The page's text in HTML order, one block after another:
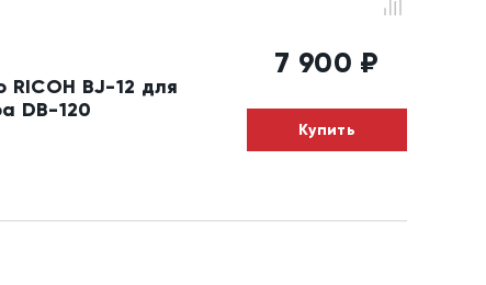
BJ-12 для
DB-120
7 900 ₽
Купить